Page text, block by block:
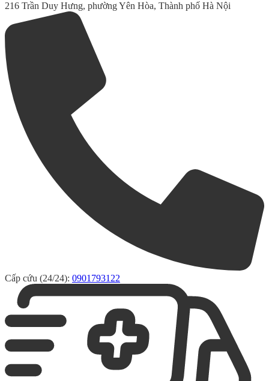
216 Trần Duy Hưng, phường Yên Hòa, Thành phố Hà Nội
Cấp cứu (24/24): 0901793122